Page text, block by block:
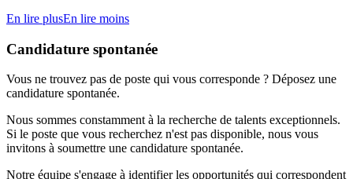
En lire plusEn lire moins
Candidature spontanée
Vous ne trouvez pas de poste qui vous corresponde ? Déposez une
candidature spontanée.
Nous sommes constamment à la recherche de talents exceptionnels.
Si le poste que vous recherchez n'est pas disponible, nous vous
invitons à soumettre une candidature spontanée.
Notre équipe s'engage à identifier les opportunités qui correspondent